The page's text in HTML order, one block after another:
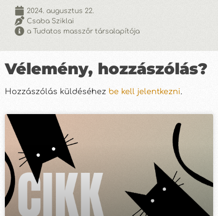
2024. augusztus 22.
Csaba Sziklai
a Tudatos masszőr társalapítója
Vélemény, hozzászólás?
Hozzászólás küldéséhez be kell jelentkezni.